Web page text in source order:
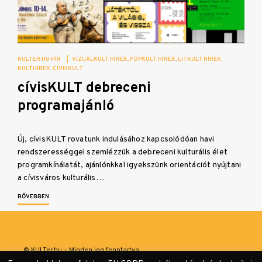
KULTER.HU HÍR VIZUÁLKULT HÍREK POPKULT HÍREK LITKULT HÍREK
KULTHÍREK CÍVISKULT
cívisKULT debreceni
programajánló
Új, cívisKULT rovatunk indulásához kapcsolódóan havi
rendszerességgel szemlézzük a debreceni kulturális élet
programkínálatát, ajánlónkkal igyekszünk orientációt nyújtani
a cívisváros kulturális…
BŐVEBBEN
© KULTer.hu – Minden jog fenntartva